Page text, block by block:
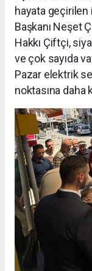
hayata geçirilen
Başkanı Neşet
Hakkı Çiftçi,
ve çok sayıda
Pazar elektrik
noktasına daha